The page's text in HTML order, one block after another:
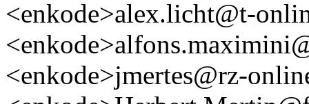
<enkode>alex.licht@t-
<enkode>jmertes@rz-